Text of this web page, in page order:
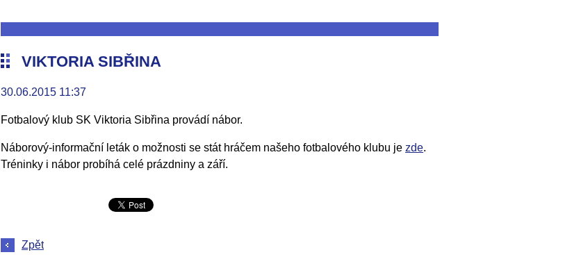
VIKTORIA SIBŘINA
30.06.2015 11:37
Fotbalový klub SK Viktoria Sibřina provádí nábor.
Náborový-informační leták o možnosti se stát hráčem našeho fotbalového klubu je zde.
Tréninky i nábor probíhá celé prázdniny a září.
Zpět